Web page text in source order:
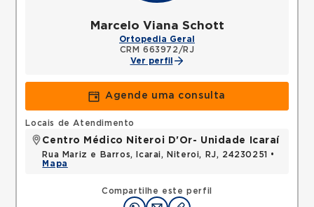
Marcelo Viana Schott
Ortopedia Geral
CRM 663972/RJ
Ver perfil
Agende uma consulta
Compartilhe este perfil
Locais de Atendimento
Centro Médico Niteroi D'Or- Unidade Icaraí
Rua Mariz e Barros, Icarai, Niteroi, RJ, 24230251 •
Mapa